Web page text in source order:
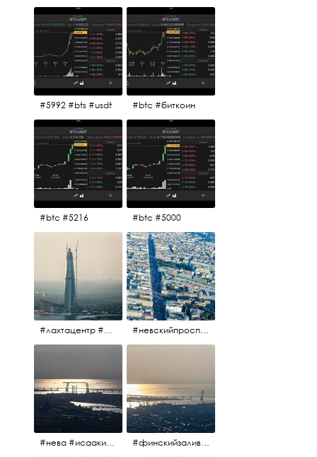
#5992 #bts #usdt #btc #биткоин
#btc #5216 #btc #5000
#лахтацентр #лахта #башнягазпром #газпром #башня #небоскрёбпитера #небоскрёб #финскийзалив #санктпетербург #невскийпроспект #центргорода #санктпетербург #осень2017 #когдапаришьнадгородом
#нева #исаакий #исаакиевскийсобор #нева #васильевскийостров #адмиралтейскийрайон #финскийзалив #дворцовыймост #небонадпитером #осень2017 #финскийзалив #маркизовалужа #нева